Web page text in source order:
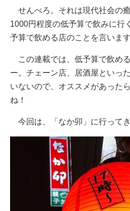
せんべろ。それは現代社会の
1000円程度の低予算で飲みに行
予算で飲める店のことを言います
この連載では、低予算で飲め
ー。チェーン店、居酒屋といっ
いないので、オススメがあった
ね！
今回は、「なか卯」に行ってき